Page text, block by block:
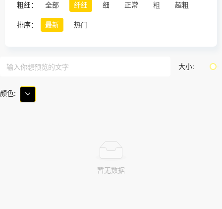
粗细： 全部 纤细 细 正常 粗 超粗
排序： 最新 热门
大小:
颜色:
暂无数据